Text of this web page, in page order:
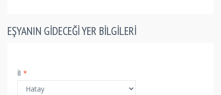
EŞYANIN GIDECEĞI YER BILGILERI
İl *